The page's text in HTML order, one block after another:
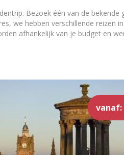
Bezoek één van de
we hebben verschillende
afhankelijk van je budget en
vanaf: